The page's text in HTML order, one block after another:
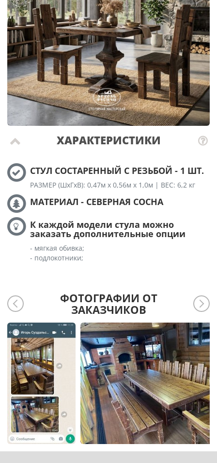
ХАРАКТЕРИСТИКИ
СТУЛ СОСТАРЕННЫЙ С РЕЗЬБОЙ - 1 ШТ.
РАЗМЕР (ШхГхВ): 0,47м х 0,56м х 1,0м | ВЕС: 6,2 кг
МАТЕРИАЛ - СЕВЕРНАЯ СОСНА
К каждой модели стула можно
заказать дополнительные опции
- мягкая обивка;
- подлокотники;
ФОТОГРАФИИ ОТ
ЗАКАЗЧИКОВ